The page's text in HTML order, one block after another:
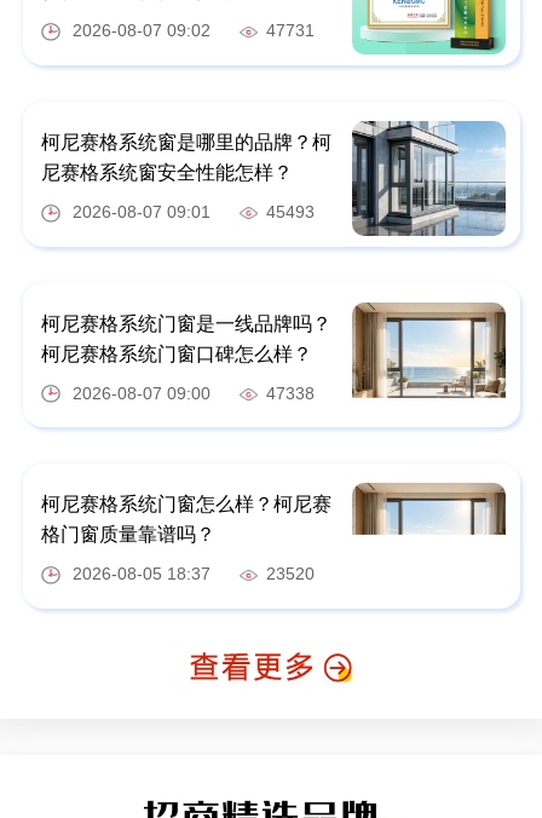
2026-08-07 09:02 47731
柯尼赛格系统窗是哪里的品牌？柯
尼赛格系统窗安全性能怎样？
2026-08-07 09:01 45493
柯尼赛格系统门窗是一线品牌吗？
柯尼赛格系统门窗口碑怎么样？
2026-08-07 09:00 47338
柯尼赛格系统门窗怎么样？柯尼赛
格门窗质量靠谱吗？
2026-08-05 18:37 23520